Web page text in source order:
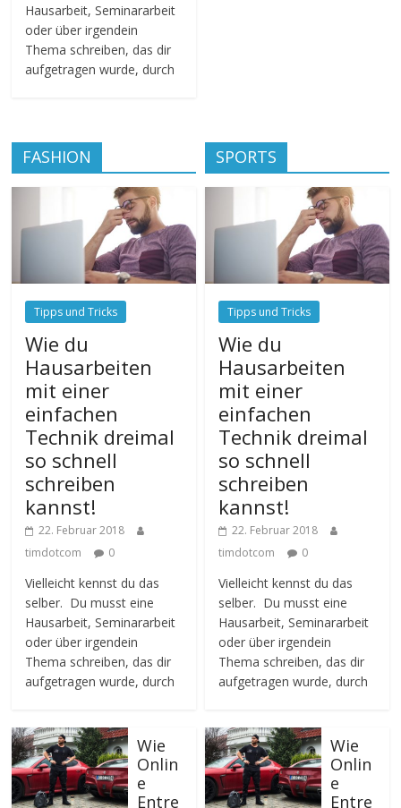
Hausarbeit, Seminararbeit
oder über irgendein
Thema schreiben, das dir
aufgetragen wurde, durch
FASHION
Tipps und Tricks
Wie du
Hausarbeiten
mit einer
einfachen
Technik dreimal
so schnell
schreiben
kannst!
22. Februar 2018
timdotcom
0
Vielleicht kennst du das
selber. Du musst eine
Hausarbeit, Seminararbeit
oder über irgendein
Thema schreiben, das dir
aufgetragen wurde, durch
Wie
Onlin
e
Entre
SPORTS
Tipps und Tricks
Wie du
Hausarbeiten
mit einer
einfachen
Technik dreimal
so schnell
schreiben
kannst!
22. Februar 2018
timdotcom
0
Vielleicht kennst du das
selber. Du musst eine
Hausarbeit, Seminararbeit
oder über irgendein
Thema schreiben, das dir
aufgetragen wurde, durch
Wie
Onlin
e
Entre